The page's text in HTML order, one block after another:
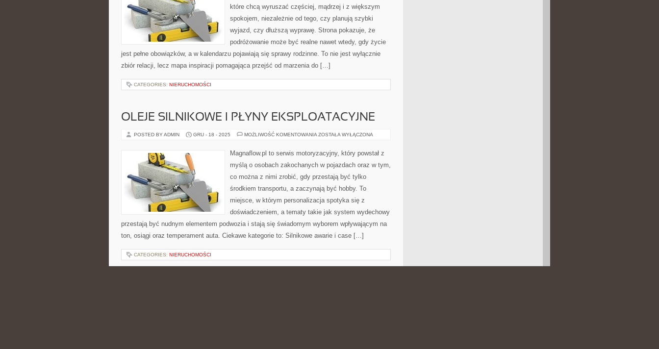
które chcą wyruszać częściej, mądrzej i z większym
spokojem, niezależnie od tego, czy planują szybki
wyjazd, czy dłuższą wyprawę. Strona pokazuje, że
podróżowanie może być realne nawet wtedy, gdy życie
jest pełne obowiązków, a w kalendarzu pojawiają się sprawy rodzinne. To nie jest wyłącznie
zbiór relacji, lecz mapa inspiracji pomagająca przejść od marzenia do […]
CATEGORIES: NIERUCHOMOŚCI
OLEJE SILNIKOWE I PŁYNY EKSPLOATACYJNE
POSTED BY ADMIN GRU - 18 - 2025 MOŻLIWOŚĆ KOMENTOWANIA OLEJE
PŁYNY
EKSPLOATACYJNE
ZOSTAŁA WYŁĄCZONA
Magnaflow.pl to serwis motoryzacyjny, który powstał z
myślą o osobach zakochanych w pojazdach oraz w tym,
co można z nimi zrobić, gdy przestają być tylko
środkiem transportu, a zaczynają być hobby. To
miejsce, w którym personalizacja spotyka się z
doświadczeniem, a tematy takie jak system wydechowy
przestają być nudnym elementem podwozia i stają się świadomym wyborem wpływającym na
ton, osiągi oraz temperament auta. Ciekawe kategorie to: Silnikowe awarie i case […]
CATEGORIES: NIERUCHOMOŚCI